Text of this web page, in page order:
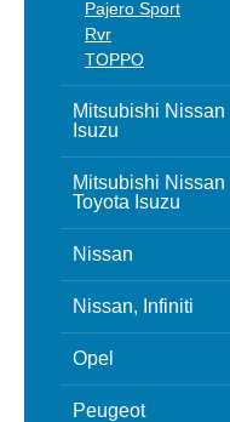
Pajero Sport
Rvr
TOPPO
Mitsubishi Nissan
Isuzu
Mitsubishi Nissan
Toyota Isuzu
Nissan
Nissan, Infiniti
Opel
Peugeot